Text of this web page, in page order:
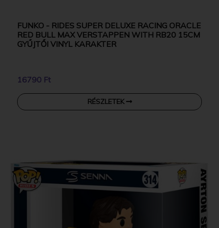
FUNKO - RIDES SUPER DELUXE RACING ORACLE
RED BULL MAX VERSTAPPEN WITH RB20 15CM
GYŰJTŐI VINYL KARAKTER
16790 Ft
RÉSZLETEK